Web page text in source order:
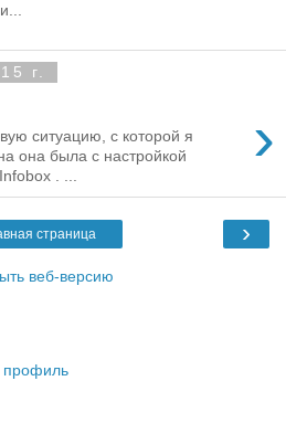
г.
›
ситуацию, с которой я
она была с настройкой
. ...
›
страница
веб-версию
профиль